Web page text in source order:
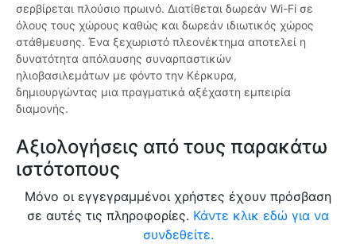
σερβίρεται πλούσιο πρωινό. Διατίθεται δωρεάν Wi-Fi σε
όλους τους χώρους καθώς και δωρεάν ιδιωτικός χώρος
στάθμευσης. Ένα ξεχωριστό πλεονέκτημα αποτελεί η
δυνατότητα απόλαυσης συναρπαστικών
ηλιοβασιλεμάτων με φόντο την Κέρκυρα,
δημιουργώντας μια πραγματικά αξέχαστη εμπειρία
διαμονής.
Αξιολογήσεις από τους παρακάτω
ιστότοπους
Μόνο οι εγγεγραμμένοι χρήστες έχουν πρόσβαση
σε αυτές τις πληροφορίες. Κάντε κλικ εδώ για να
συνδεθείτε.